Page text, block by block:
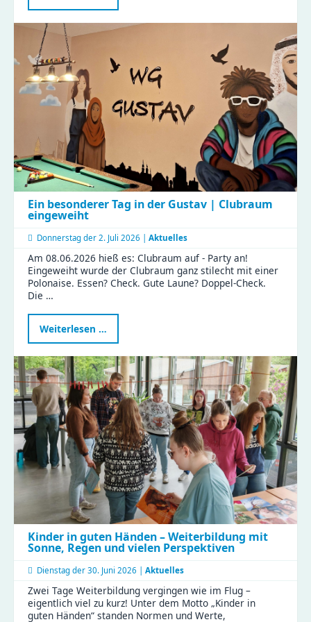
bei
der
Imkerin
Ein besonderer Tag in der Gustav | Clubraum
eingeweiht
Donnerstag der 2. Juli 2026 | Aktuelles
Am 08.06.2026 hieß es: Clubraum auf - Party an!
Eingeweiht wurde der Clubraum ganz stilecht mit einer
Polonaise. Essen? Check. Gute Laune? Doppel-Check.
Die …
Weiterlesen …
besonderer
in
der
Gustav
|
Clubraum
eingeweiht
Kinder in guten Händen – Weiterbildung mit
Sonne, Regen und vielen Perspektiven
Dienstag der 30. Juni 2026 | Aktuelles
Zwei Tage Weiterbildung vergingen wie im Flug –
eigentlich viel zu kurz! Unter dem Motto „Kinder in
guten Händen“ standen Normen und Werte,